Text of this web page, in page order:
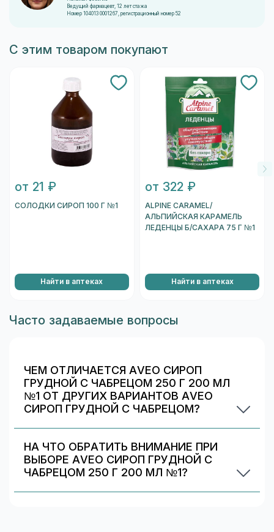
Ведущий фармацевт, 12 лет стажа
Номер 104013 0001267, регистрационный номер 52
С этим товаром покупают
от 21 ₽
СОЛОДКИ СИРОП 100 Г №1
Найти в аптеках
от 322 ₽
ALPINE CARAMEL/
АЛЬПИЙСКАЯ КАРАМЕЛЬ
ЛЕДЕНЦЫ Б/САХАРА 75 Г №1
Найти в аптеках
Часто задаваемые вопросы
ЧЕМ ОТЛИЧАЕТСЯ AVEO СИРОП
ГРУДНОЙ С ЧАБРЕЦОМ 250 Г 200 МЛ
№1 ОТ ДРУГИХ ВАРИАНТОВ AVEO
СИРОП ГРУДНОЙ С ЧАБРЕЦОМ?
«Формы выпуска» можно сравнить цены и
наличие в Домодедове.
НА ЧТО ОБРАТИТЬ ВНИМАНИЕ ПРИ
ВЫБОРЕ AVEO СИРОП ГРУДНОЙ С
ЧАБРЕЦОМ 250 Г 200 МЛ №1?